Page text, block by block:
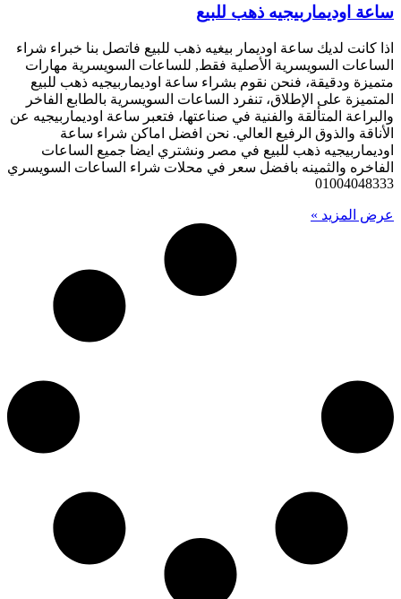
ساعة اوديماربيجيه ذهب للبيع
اذا كانت لديك ساعة اوديمار بيغيه ذهب للبيع فاتصل بنا خبراء شراء
الساعات السويسرية الأصلية فقط, للساعات السويسرية مهارات
متميزة ودقيقة، فنحن نقوم بشراء ساعة اوديماربيجيه ذهب للبيع
المتميزة على الإطلاق، تنفرد الساعات السويسرية بالطابع الفاخر
والبراعة المتألقة والفنية في صناعتها، فتعبر ساعة اوديماربيجيه عن
الأناقة والذوق الرفيع العالي. نحن افضل اماكن شراء ساعة
اوديماربيجيه ذهب للبيع في مصر ونشتري ايضا جميع الساعات
الفاخره والثمينه بافضل سعر في محلات شراء الساعات السويسري
01004048333
عرض المزيد »